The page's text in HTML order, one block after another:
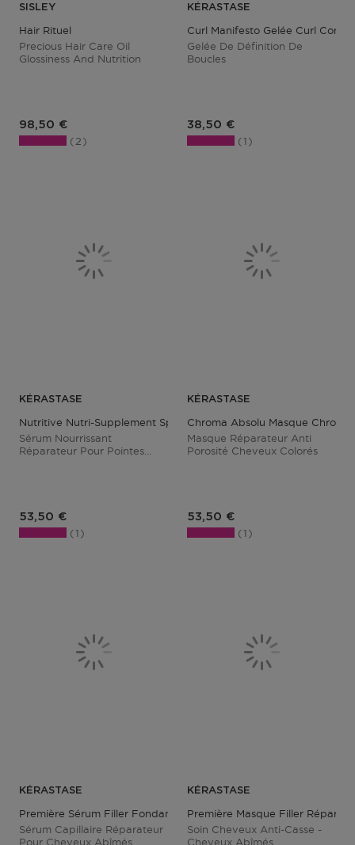
SISLEY
Hair Rituel
Precious Hair Care Oil
Glossiness And Nutrition
Prix du produit
98,50 €
2
KÉRASTASE
Curl Manifesto Gelée Curl
Gelée De Définition De
Boucles
Prix du produit
38,50 €
1
KÉRASTASE
Nutritive Nutri-Supplement Split Ends Serum
Sérum Nourrissant
Réparateur Pour Pointes
Prix du produit
53,50 €
1
KÉRASTASE
Chroma Absolu Masque Chroma
Masque Réparateur Anti
Porosité Cheveux Colorés
Prix du produit
53,50 €
1
KÉRASTASE
Première Sérum Filler Fondamental
Sérum Capillaire Réparateur
Pour Cheveux Abîmés
KÉRASTASE
Première Masque Filler
Soin Cheveux Anti-Casse -
Cheveux Abîmés